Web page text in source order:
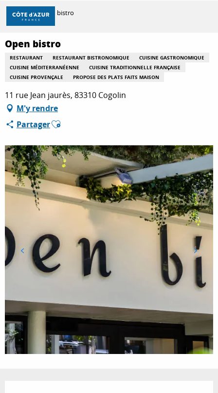
Aller
contenu
principal
DÉCOUVRIR
À FAIRE
SÉJOURNER
Accueil Open bistro
Open bistro
RESTAURANT RESTAURANT BISTRONOMIQUE
CUISINE GASTRONOMIQUE
CUISINE MÉDITERRANÉENNE
CUISINE TRADITIONNELLE FRANÇAISE
CUISINE PROVENÇALE
PROPOSE DES PLATS FAITS MAISON
11 rue Jean jaurès, 83310 Cogolin
M'y rendre
PartagerAjouter aux favoris